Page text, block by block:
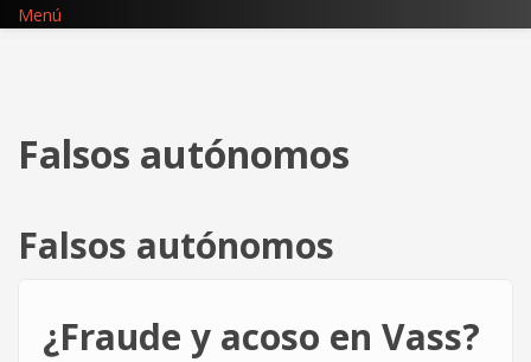
Pasar
Menú
Falsos autónomos
Falsos autónomos
¿Fraude y acoso en Vass?